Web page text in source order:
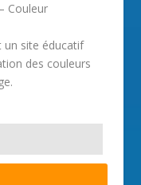
Couleur
un site éducatif
des couleurs